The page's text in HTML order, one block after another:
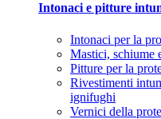
Intonaci e pitture
Intonaci per la
Mastici, schiume
Pitture per la
Rivestimenti
ignifughi
Vernici della